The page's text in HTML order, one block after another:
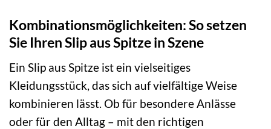
Kombinationsmöglichkeiten: So setzen
Sie Ihren Slip aus Spitze in Szene
Ein Slip aus Spitze ist ein vielseitiges
Kleidungsstück, das sich auf vielfältige Weise
kombinieren lässt. Ob für besondere Anlässe
oder für den Alltag – mit den richtigen